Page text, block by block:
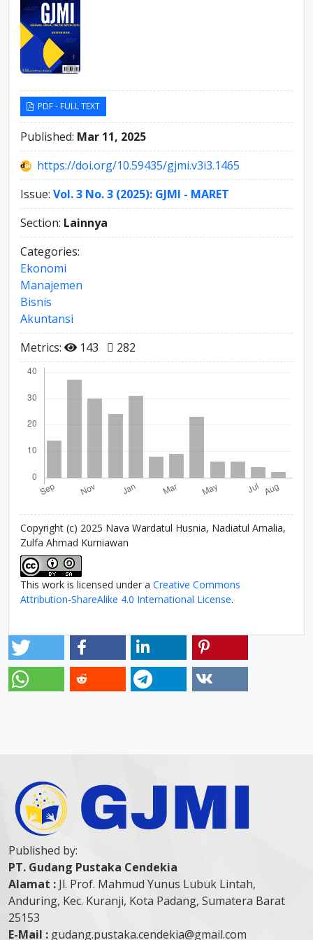
PDF - FULL TEXT
Published: Mar 11, 2025
https://doi.org/10.59435/gjmi.v3i3.1465
Issue: Vol. 3 No. 3 (2025): GJMI - MARET
Section: Lainnya
Categories:
Ekonomi
Manajemen
Bisnis
Akuntansi
Metrics:
143 282
Copyright (c) 2025 Nava Wardatul Husnia, Nadiatul Amalia,
Zulfa Ahmad Kurniawan
This work is licensed under a Creative Commons
Attribution-ShareAlike 4.0 International License.
Published by:
PT. Gudang Pustaka Cendekia
Alamat : Jl. Prof. Mahmud Yunus Lubuk Lintah,
Anduring, Kec. Kuranji, Kota Padang, Sumatera Barat
25153
E-Mail : gudang.pustaka.cendekia@gmail.com